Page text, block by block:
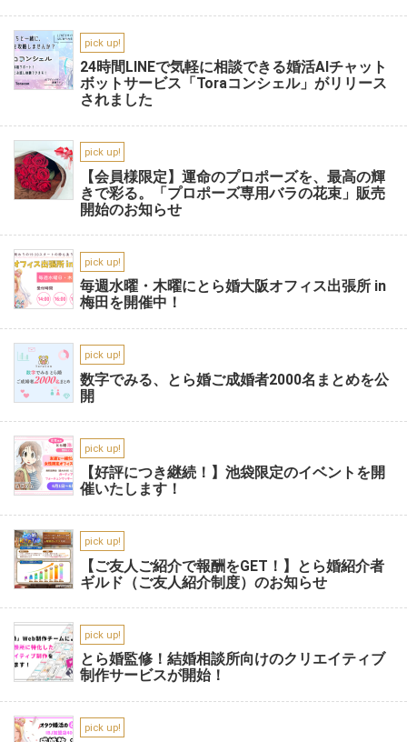
pick up!
24時間LINEで気軽に相談できる婚活AIチャット
ボットサービス「Toraコンシェル」がリリース
されました
pick up!
【会員様限定】運命のプロポーズを、最高の輝
きで彩る。「プロポーズ専用バラの花束」販売
開始のお知らせ
pick up!
毎週水曜・木曜にとら婚大阪オフィス出張所 in
梅田を開催中！
pick up!
数字でみる、とら婚ご成婚者2000名まとめを公
開
pick up!
【好評につき継続！】池袋限定のイベントを開
催いたします！
pick up!
【ご友人ご紹介で報酬をGET！】とら婚紹介者
ギルド（ご友人紹介制度）のお知らせ
pick up!
とら婚監修！結婚相談所向けのクリエイティブ
制作サービスが開始！
pick up!